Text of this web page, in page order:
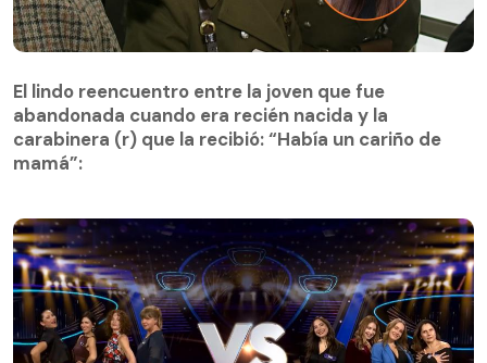
abandonada cuando era recién nacida y la
carabinera (r) que la recibió: “Había un cariño de
mamá”:
El lindo reencuentro entre la joven que fue
abandonada cuando era recién nacida y la
carabinera (r) que la recibió: “Había un cariño de
mamá”: